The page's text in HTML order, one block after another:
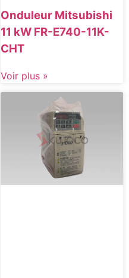
Onduleur Mitsubishi
11 kW FR-E740-11K-
CHT
Voir plus »